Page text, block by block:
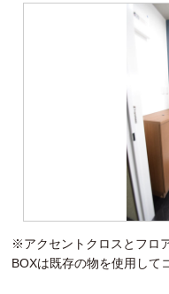
※アクセントクロスとフロ
BOXは既存の物を使用して